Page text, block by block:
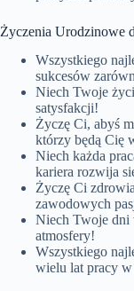
Życzenia Urodzinowe
Wszystkiego
sukcesów
Niech Twoje
satysfakcji!
Życzę Ci, abyś
którzy będą Cię
Niech każda
kariera rozwija
Życzę Ci
zawodowych
Niech Twoje dni
atmosfery!
Wszystkiego
wielu lat pracy